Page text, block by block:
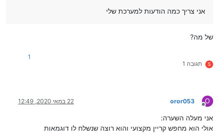
אני צריך כמה הודעות למערכת שלי
של מה?
S תגובה 1
1
O
מנותק
oror053 22 במאי 2020, 12:49
אני מעלה השערה:
אולי הוא מחפש קריין מקצועי והוא רוצה שנשלח לו דוגמאות